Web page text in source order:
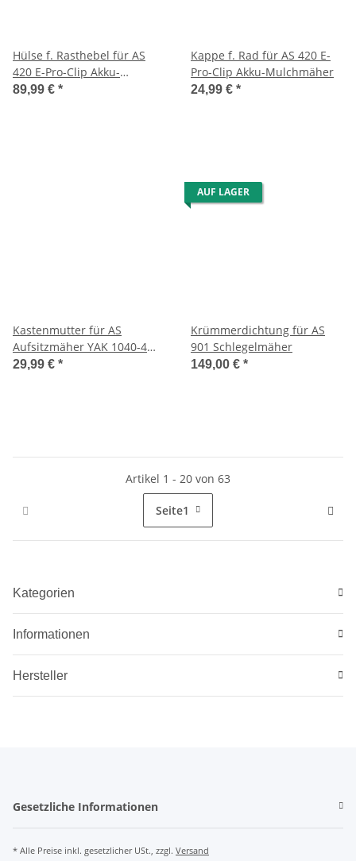
Hülse f. Rasthebel für AS
420 E-Pro-Clip Akku-
Mulchmäher
89,99 € *
Kappe f. Rad für AS 420 E-
Pro-Clip Akku-Mulchmäher
24,99 € *
Kastenmutter für AS
Aufsitzmäher YAK 1040-4
WD
29,99 € *
AUF LAGER
Krümmerdichtung für AS
901 Schlegelmäher
149,00 € *
Artikel 1 - 20 von 63
Seite1
Kategorien
Informationen
Hersteller
Gesetzliche Informationen
* Alle Preise inkl. gesetzlicher USt., zzgl. Versand